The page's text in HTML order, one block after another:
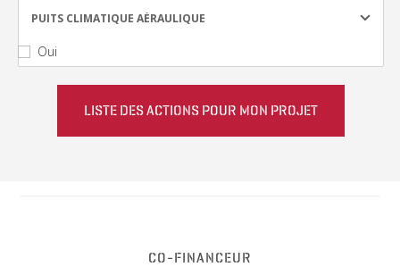
PUITS CLIMATIQUE AÉRAULIQUE
Oui
CO-FINANCEUR